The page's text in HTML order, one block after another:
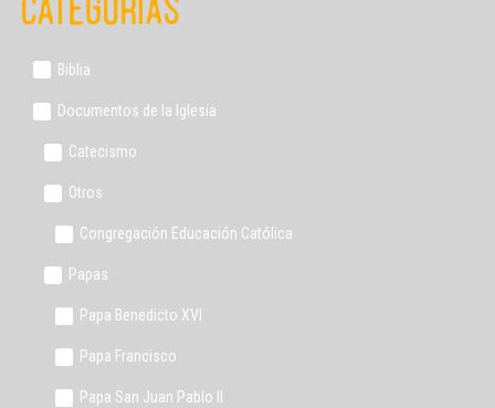
Categorias
Biblia
Documentos de la Iglesia
Catecismo
Otros
Congregación Educación Católica
Papas
Papa Benedicto XVI
Papa Francisco
Papa San Juan Pablo II